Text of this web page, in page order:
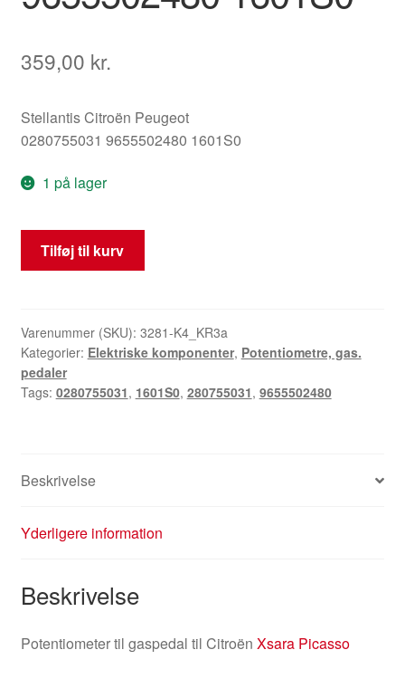
359,00 kr.
Stellantis Citroën Peugeot
0280755031 9655502480 1601S0
1 på lager
Gaspedal
Bosch
1601S0
antal
Tilføj til kurv
Varenummer (SKU): 3281-K4_KR3a
Kategorier: Elektriske komponenter, Potentiometre, gas.
pedaler
Tags: 0280755031, 1601S0, 280755031, 9655502480
Beskrivelse
Yderligere information
Beskrivelse
Potentiometer til gaspedal til Citroën Xsara Picasso